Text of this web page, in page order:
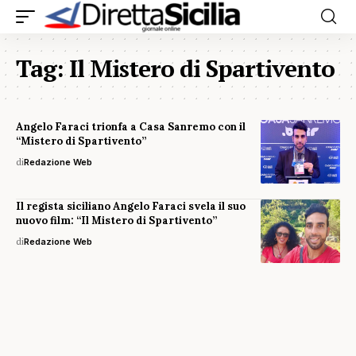
Tag:Il Mistero di Spartivento
Angelo Faraci trionfa a Casa Sanremo con il
“Mistero di Spartivento”
diRedazione Web
Il regista siciliano Angelo Faraci svela il suo
nuovo film: “Il Mistero di Spartivento”
diRedazione Web